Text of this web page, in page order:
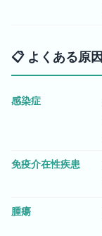
📋 よくある原因
感染症
免疫介在性疾患
腫瘍